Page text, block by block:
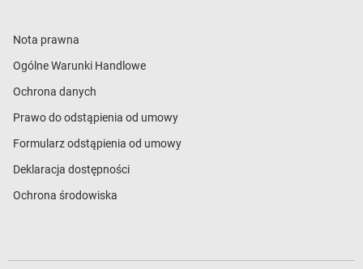
Nota prawna
Ogólne Warunki Handlowe
Ochrona danych
Prawo do odstąpienia od umowy
Formularz odstąpienia od umowy
Deklaracja dostępności
Ochrona środowiska